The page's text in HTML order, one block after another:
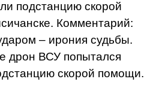
подстанцию скорой
Комментарий:
– ирония судьбы.
дрон ВСУ попытался
скорой помощи.